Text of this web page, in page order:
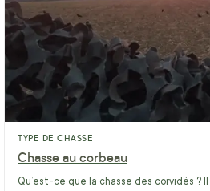
TYPE DE CHASSE
Chasse au corbeau
Qu’est-ce que la chasse des corvidés ?